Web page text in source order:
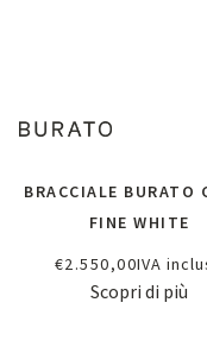
BRACCIALE BURATO
FINE WHITE
€2.550,00IVA
Scopri di più